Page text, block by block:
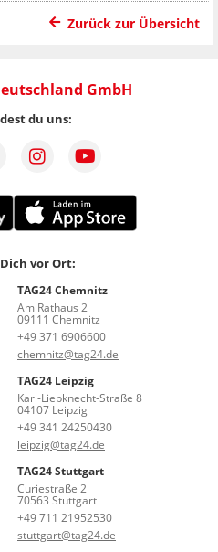
Zurück zur Übersicht
GmbH
du uns:
vor Ort:
TAG24 Chemnitz
Am Rathaus 2
09111 Chemnitz
+49 371 6906600
chemnitz@tag24.de
TAG24 Leipzig
Karl-Liebknecht-Straße 8
04107 Leipzig
+49 341 24250430
leipzig@tag24.de
TAG24 Stuttgart
Curiestraße 2
70563 Stuttgart
+49 711 21952530
stuttgart@tag24.de